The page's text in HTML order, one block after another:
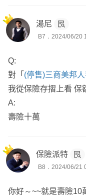
湯尼
B7．2024/06/20
Q:
對「 (停售)三商美邦
我從保險存摺上看 保
A:
壽險十萬
保險派特
B8．2024/06/21
你好～~~就是壽險10